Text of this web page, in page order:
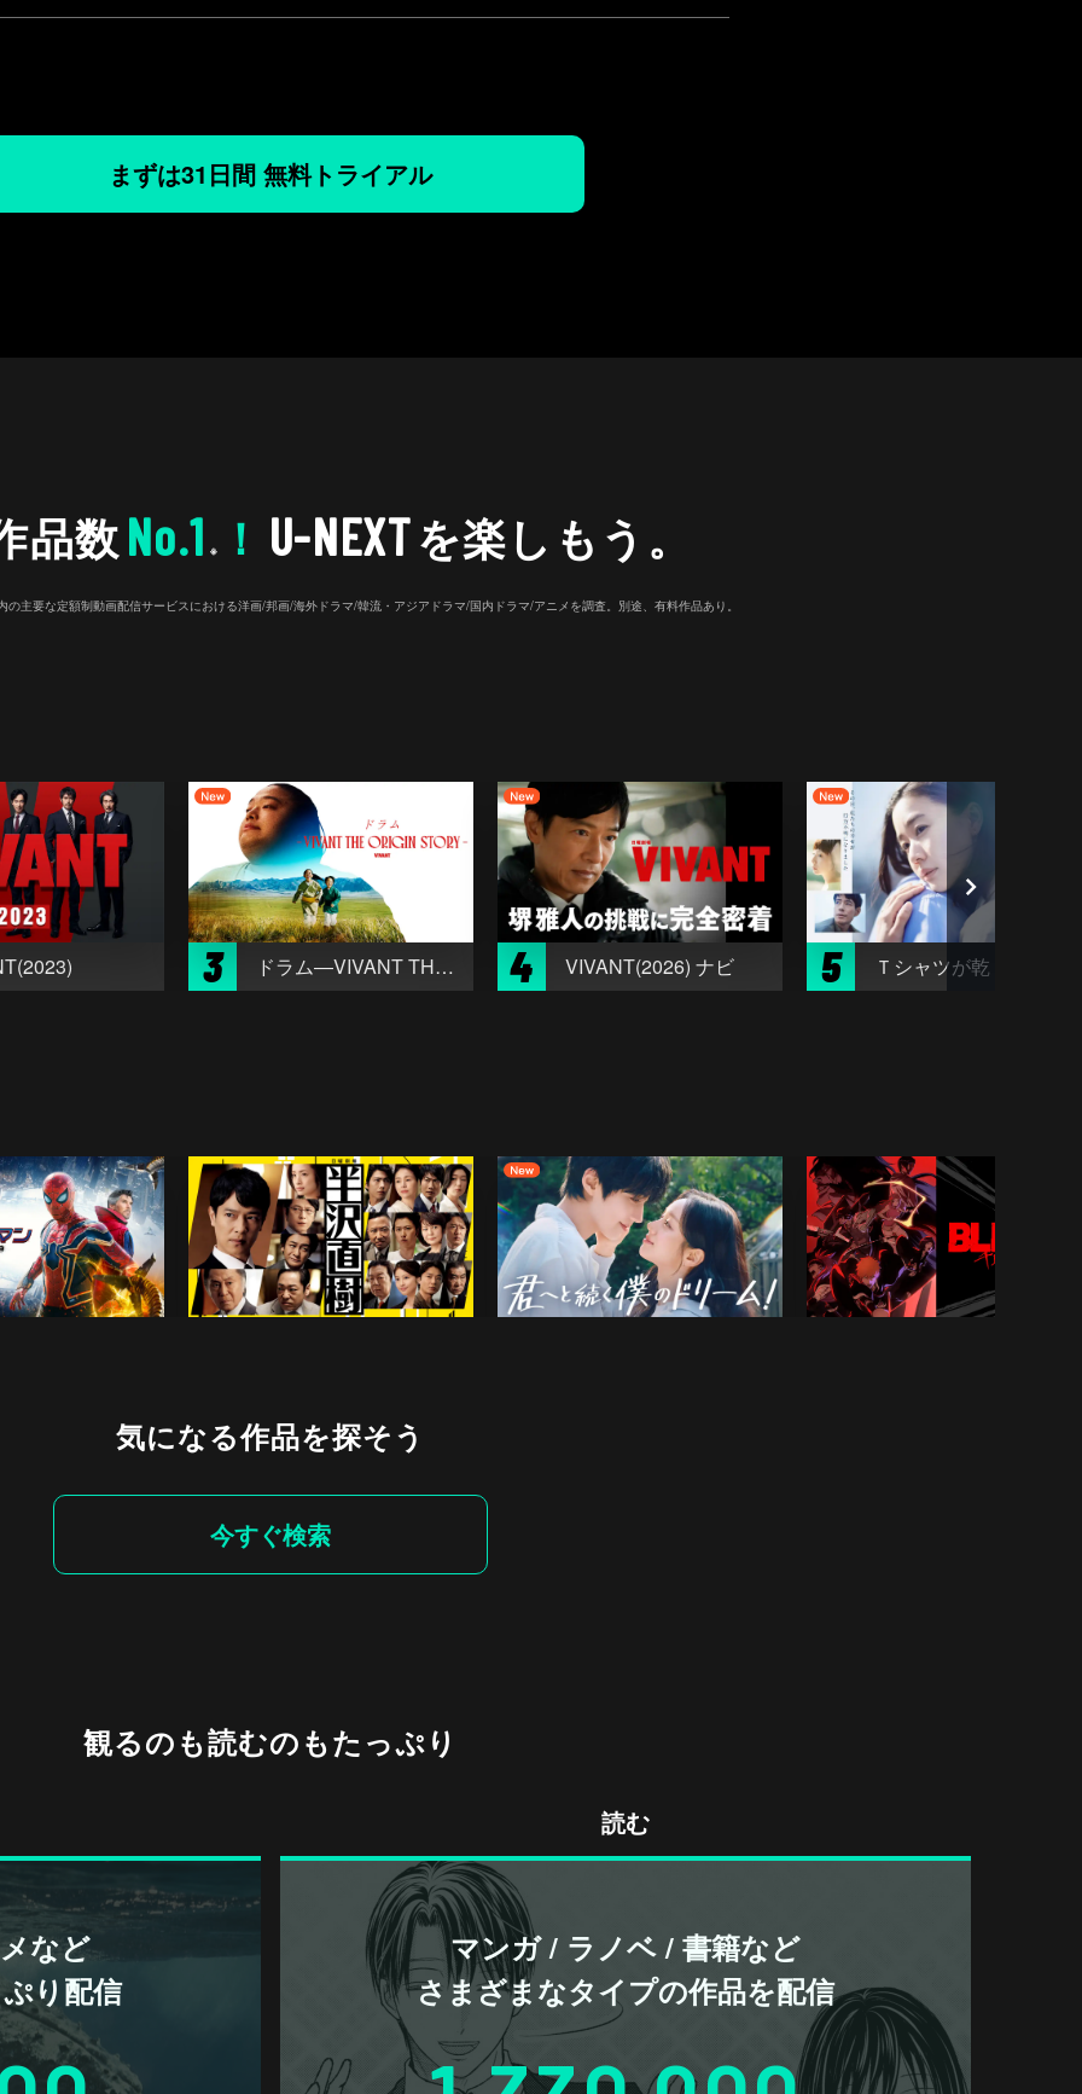
まずは31日間 無料トライアル
品数No.1 ※ ！ U-NEXTを楽しもう。
主要な定額制動画配信サービスにおける洋画/邦画/海外ドラマ/韓流・アジアドラマ/国内ドラマ/アニメを調査。別途、有料作品あり。
3 ドラム―VIVANT THE ORIGIN STORY― 4 VIVANT(2026) ナビ 5 Ｔシャツが乾くまで
気になる作品を探そう
今すぐ検索
観るのも読むのもたっぷり
読む
など
り配信
マンガ / ラノベ / 書籍など
さまざまなタイプの作品を配信